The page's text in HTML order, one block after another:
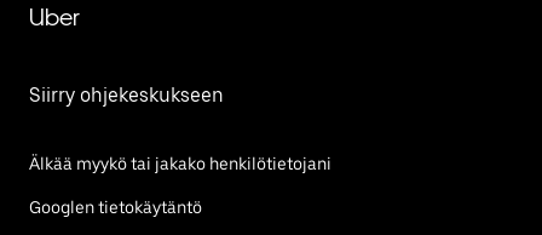
Uber
Siirry ohjekeskukseen
Älkää myykö tai jakako henkilötietojani
Googlen tietokäytäntö